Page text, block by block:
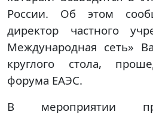
России. Об этом
директор частного
Международная сеть»
круглого стола,
форума ЕАЭС.
В мероприятии